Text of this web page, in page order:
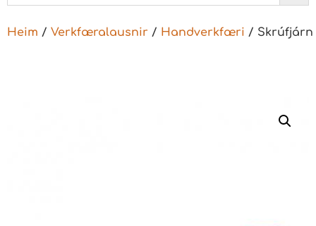
Heim / Verkfæralausnir / Handverkfæri / Skrúfjárn